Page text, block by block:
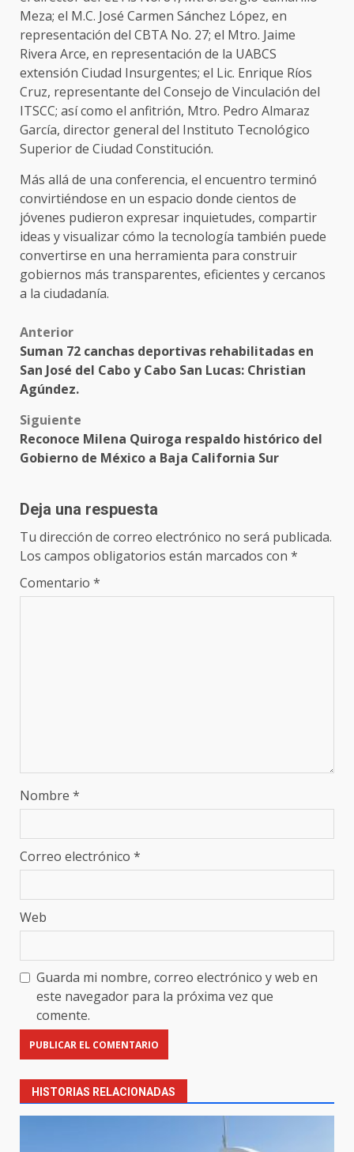
Meza; el M.C. José Carmen Sánchez López, en
representación del CBTA No. 27; el Mtro. Jaime
Rivera Arce, en representación de la UABCS
extensión Ciudad Insurgentes; el Lic. Enrique Ríos
Cruz, representante del Consejo de Vinculación del
ITSCC; así como el anfitrión, Mtro. Pedro Almaraz
García, director general del Instituto Tecnológico
Superior de Ciudad Constitución.
Más allá de una conferencia, el encuentro terminó
convirtiéndose en un espacio donde cientos de
jóvenes pudieron expresar inquietudes, compartir
ideas y visualizar cómo la tecnología también puede
convertirse en una herramienta para construir
gobiernos más transparentes, eficientes y cercanos
a la ciudadanía.
Post
navigation
Anterior
Suman 72 canchas deportivas rehabilitadas en
San José del Cabo y Cabo San Lucas: Christian
Agúndez.
Siguiente
Reconoce Milena Quiroga respaldo histórico del
Gobierno de México a Baja California Sur
Deja una respuesta
Tu dirección de correo electrónico no será publicada.
Los campos obligatorios están marcados con *
Comentario *
Nombre *
Correo electrónico *
Web
Guarda mi nombre, correo electrónico y web en
este navegador para la próxima vez que
comente.
HISTORIAS RELACIONADAS